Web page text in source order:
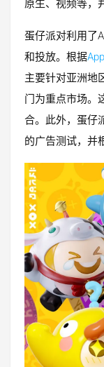
原生、视频等，
蛋仔派对利用了
和投放。根据
主要针对亚洲地
门为重点市场。
合。此外，蛋仔
的广告测试，并